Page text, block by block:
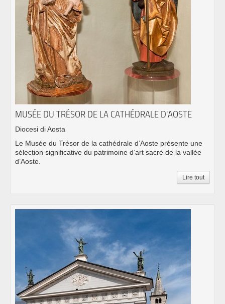
MUSÉE DU TRÉSOR DE LA CATHÉDRALE D'AOSTE
Diocesi di Aosta
Le Musée du Trésor de la cathédrale d’Aoste présente une
sélection significative du patrimoine d’art sacré de la vallée
d’Aoste.
Lire tout